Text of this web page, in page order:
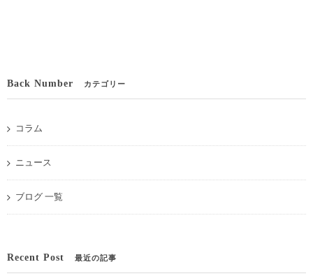
Back Number カテゴリー
コラム
ニュース
ブログ 一覧
Recent Post 最近の記事